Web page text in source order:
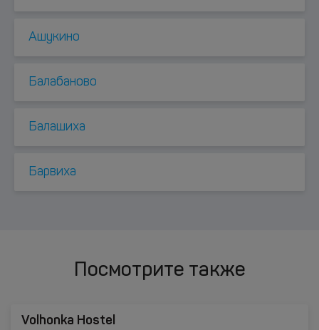
Ашукино
Балабаново
Балашиха
Барвиха
Посмотрите также
Volhonka Hostel